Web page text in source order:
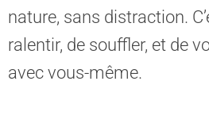
nature, sans distraction.
ralentir, de souffler, et de
avec vous-même.